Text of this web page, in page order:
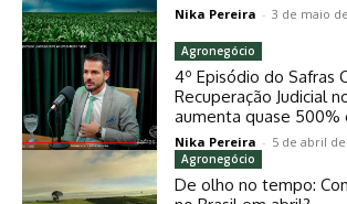
Nika Pereira - 3 de maio
Agronegócio
4º Episódio do Safras
Recuperação Judicial
aumenta quase 500%
Nika Pereira - 5 de abril de
Agronegócio
De olho no tempo: